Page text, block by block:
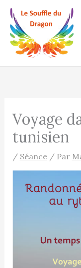
Aller
contenu
Voyage
tunisien
/ Séance/ Par